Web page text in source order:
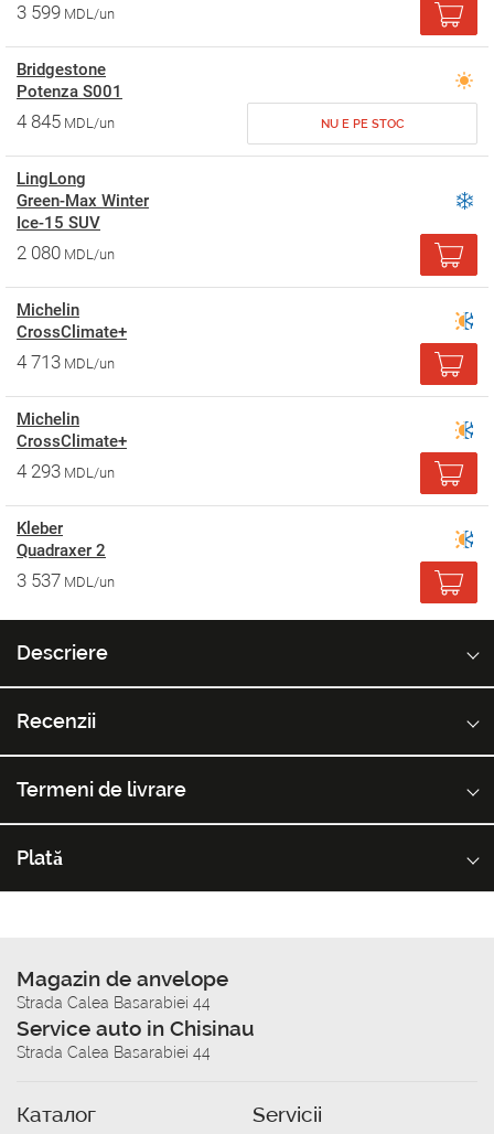
3 599 MDL/un
Bridgestone
Potenza S001
4 845 MDL/un NU E PE STOC
LingLong
Green-Max Winter
Ice-15 SUV
2 080 MDL/un
Michelin
CrossClimate+
4 713 MDL/un
Michelin
CrossClimate+
4 293 MDL/un
Kleber
Quadraxer 2
3 537 MDL/un
Descriere
Recenzii
Termeni de livrare
Plată
Magazin de anvelope
Strada Calea Basarabiei 44
Service auto in Chisinau
Strada Calea Basarabiei 44
Каталог Servicii